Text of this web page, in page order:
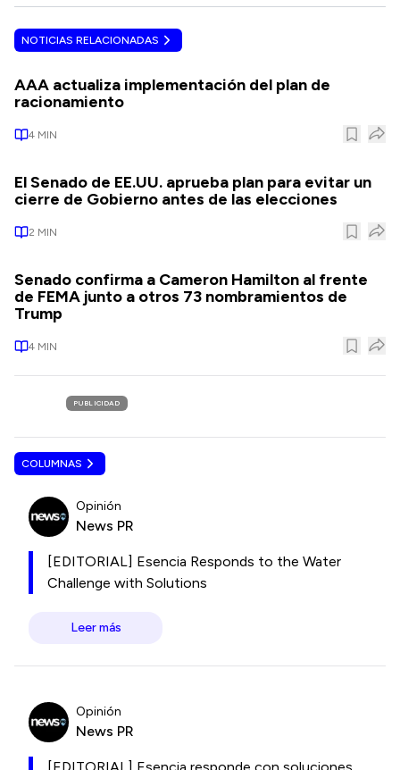
NOTICIAS RELACIONADAS
AAA actualiza implementación del plan de
racionamiento
4 MIN
El Senado de EE.UU. aprueba plan para evitar un
cierre de Gobierno antes de las elecciones
2 MIN
Senado confirma a Cameron Hamilton al frente
de FEMA junto a otros 73 nombramientos de
Trump
4 MIN
PUBLICIDAD
COLUMNAS
Opinión
News PR
[EDITORIAL] Esencia Responds to the Water
Challenge with Solutions
Leer más
Opinión
News PR